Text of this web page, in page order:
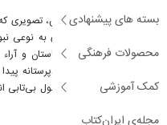
بسته های پیشنهادی
محصولات فرهنگی
کمک آموزشی
مجله‌ی ایران‌کتاب
به گفته برخی از منتقدین، تصویری
است که او از نظر شعری به نوعی
آمیزه‌ای از تاریخ ایران باستان و
ایران‌دوستی او جنبه نژادپرستانه
تعریف می‌کند: شعر محصول بی‌تابی